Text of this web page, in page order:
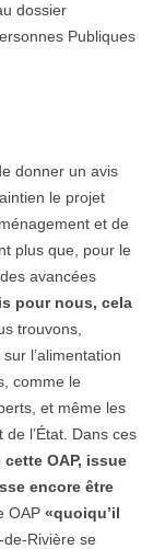
dossier
Publiques
donner un avis
le projet
et de
plus que, pour le
avancées
pour nous, cela
trouvons,
l’alimentation
comme le
et même les
l’État. Dans ces
OAP, issue
encore être
OAP «quoiqu’il
de-Rivière se